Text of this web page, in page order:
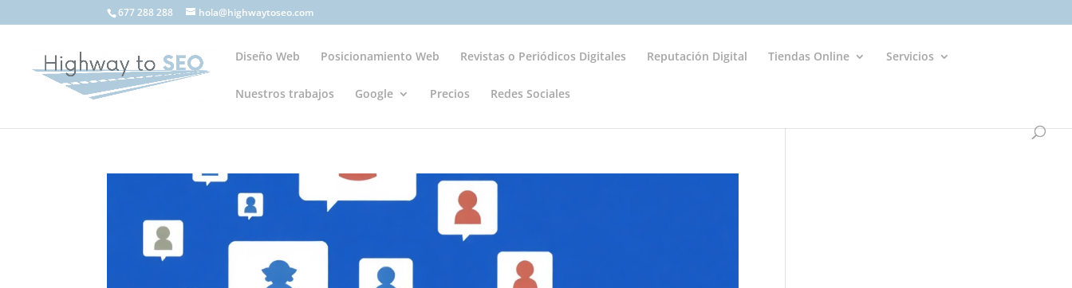
677 288 288 hola@highwaytoseo.com
Diseño Web Posicionamiento Web Revistas o Periódicos Digitales Reputación Digital Tiendas Online Servicios
Nuestros trabajos Google Precios Redes Sociales